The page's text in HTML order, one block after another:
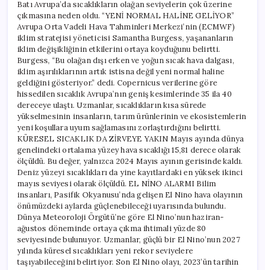
Batı Avrupa’da sıcaklıkların olağan seviyelerin çok üzerine
çıkmasına neden oldu. “YENİ NORMAL HALİNE GELİYOR”
Avrupa Orta Vadeli Hava Tahminleri Merkezi’nin (ECMWF)
iklim stratejisi yöneticisi Samantha Burgess, yaşananların
iklim değişikliğinin etkilerini ortaya koyduğunu belirtti.
Burgess, “Bu olağan dışı erken ve yoğun sıcak hava dalgası,
iklim aşırılıklarının artık istisna değil yeni normal haline
geldiğini gösteriyor.” dedi. Copernicus verilerine göre
hissedilen sıcaklık Avrupa’nın geniş kesimlerinde 35 ila 40
dereceye ulaştı. Uzmanlar, sıcaklıkların kısa sürede
yükselmesinin insanların, tarım ürünlerinin ve ekosistemlerin
yeni koşullara uyum sağlamasını zorlaştırdığını belirtti.
KÜRESEL SICAKLIK DA ZİRVEYE YAKIN Mayıs ayında dünya
genelindeki ortalama yüzey hava sıcaklığı 15,81 derece olarak
ölçüldü. Bu değer, yalnızca 2024 Mayıs ayının gerisinde kaldı.
Deniz yüzeyi sıcaklıkları da yine kayıtlardaki en yüksek ikinci
mayıs seviyesi olarak ölçüldü. EL NİNO ALARMI Bilim
insanları, Pasifik Okyanusu’nda gelişen El Nino hava olayının
önümüzdeki aylarda güçlenebileceği uyarısında bulundu.
Dünya Meteoroloji Örgütü’ne göre El Nino’nun haziran-
ağustos döneminde ortaya çıkma ihtimali yüzde 80
seviyesinde bulunuyor. Uzmanlar, güçlü bir El Nino’nun 2027
yılında küresel sıcaklıkları yeni rekor seviyelere
taşıyabileceğini belirtiyor. Son El Nino olayı, 2023’ün tarihin